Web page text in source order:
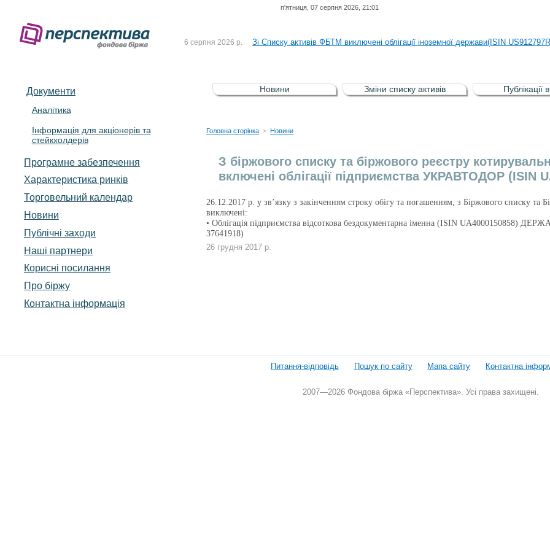
п'ятниця, 07 серпня 2026, 21:01
До Списку активів регульованого фондового ринку (РФР) включена
6 серпня 2026 р. Зі Списку активів ФБТМ виключені облігації іноземної держави(ISIN
5 серпня 2026 р. Зі списку активів РФР виключені Облігація внутрішніх державних позик
4 серпня 2026 р. До Списку активів регульованого фондового ринку (РФР) включена
Документи
Аналітика
Інформація для акціонерів та
стейкхолдерів
Програмне забезпечення
Характеристика pинків
Торговельний календар
Новини
Публічні заходи
Наші партнери
Корисні посилання
Про біржу
Контактна інформація
Новини Зміни списку активів Публікації
Головна сторінка > Новини
З біржового списку та біржового реєстру
включені облігації підприємства УКРАВТОДОР (ISIN
26.12.2017 р. у зв’язку з закінченням строку обігу та погашенням, з Біржового списку та
виключені:
• Облігація підприємства відсоткова бездокументарна іменна (ISIN
37641918)
26 грудня 2017 р.
Питання-відповідь Пошук по сайту Мапа сайту Контактна
2007—2026 Фондова біржа «Перспектива». Усі права захищені.